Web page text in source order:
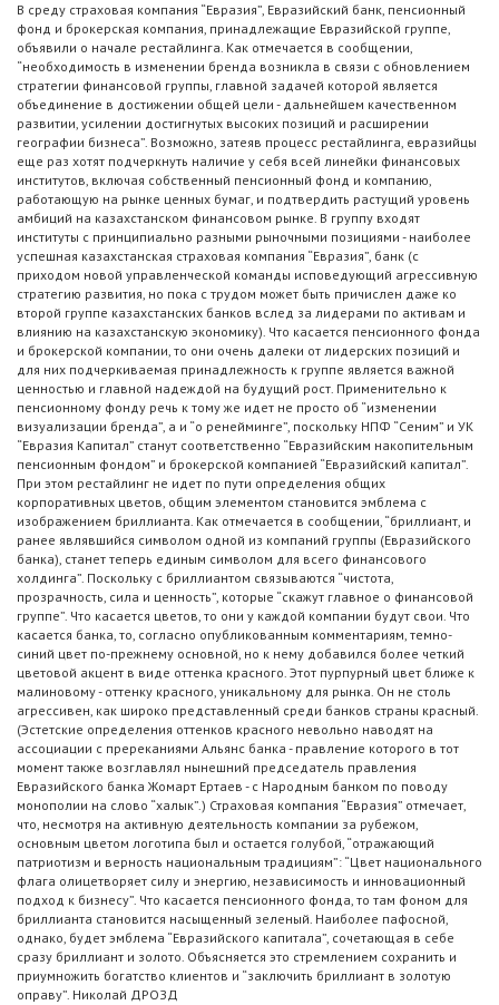
В среду страховая компания “Евразия”, Евразийский банк, пенсионный
фонд и брокерская компания, принадлежащие Евразийской группе,
объявили о начале рестайлинга. Как отмечается в сообщении,
“необходимость в изменении бренда возникла в связи с обновлением
стратегии финансовой группы, главной задачей которой является
объединение в достижении общей цели - дальнейшем качественном
развитии, усилении достигнутых высоких позиций и расширении
географии бизнеса”. Возможно, затеяв процесс рестайлинга, евразийцы
еще раз хотят подчеркнуть наличие у себя всей линейки финансовых
институтов, включая собственный пенсионный фонд и компанию,
работающую на рынке ценных бумаг, и подтвердить растущий уровень
амбиций на казахстанском финансовом рынке. В группу входят
институты с принципиально разными рыночными позициями - наиболее
успешная казахстанская страховая компания “Евразия”, банк (с
приходом новой управленческой команды исповедующий агрессивную
стратегию развития, но пока с трудом может быть причислен даже ко
второй группе казахстанских банков вслед за лидерами по активам и
влиянию на казахстанскую экономику). Что касается пенсионного фонда
и брокерской компании, то они очень далеки от лидерских позиций и
для них подчеркиваемая принадлежность к группе является важной
ценностью и главной надеждой на будущий рост. Применительно к
пенсионному фонду речь к тому же идет не просто об “изменении
визуализации бренда”, а и “о ренейминге”, поскольку НПФ “Сеним” и УК
“Евразия Капитал” станут соответственно “Евразийским накопительным
пенсионным фондом” и брокерской компанией “Евразийский капитал”.
При этом рестайлинг не идет по пути определения общих
корпоративных цветов, общим элементом становится эмблема с
изображением бриллианта. Как отмечается в сообщении, “бриллиант, и
ранее являвшийся символом одной из компаний группы (Евразийского
банка), станет теперь единым символом для всего финансового
холдинга”. Поскольку с бриллиантом связываются “чистота,
прозрачность, сила и ценность”, которые “скажут главное о финансовой
группе”. Что касается цветов, то они у каждой компании будут свои. Что
касается банка, то, согласно опубликованным комментариям, темно-
синий цвет по-прежнему основной, но к нему добавился более четкий
цветовой акцент в виде оттенка красного. Этот пурпурный цвет ближе к
малиновому - оттенку красного, уникальному для рынка. Он не столь
агрессивен, как широко представленный среди банков страны красный.
(Эстетские определения оттенков красного невольно наводят на
ассоциации c пререканиями Альянс банка - правление которого в тот
момент также возглавлял нынешний председатель правления
Евразийского банка Жомарт Ертаев - с Народным банком по поводу
монополии на слово “халык”.) Страховая компания “Евразия” отмечает,
что, несмотря на активную деятельность компании за рубежом,
основным цветом логотипа был и остается голубой, “отражающий
патриотизм и верность национальным традициям”: “Цвет национального
флага олицетворяет силу и энергию, независимость и инновационный
подход к бизнесу”. Что касается пенсионного фонда, то там фоном для
бриллианта становится насыщенный зеленый. Наиболее пафосной,
однако, будет эмблема “Евразийского капитала”, сочетающая в себе
сразу бриллиант и золото. Объясняется это стремлением сохранить и
приумножить богатство клиентов и “заключить бриллиант в золотую
оправу”. Николай ДРОЗД